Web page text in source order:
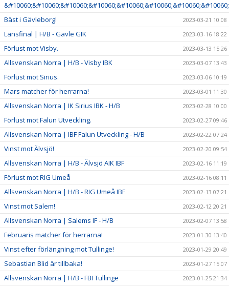
Bäst i Gävleborg!
2023-03-21 10:08
Länsfinal | H/B - Gävle GIK 2023-03-16 18:22
Förlust mot Visby. 2023-03-13 15:26
Allsvenskan Norra | H/B - Visby IBK 2023-03-07 13:43
Förlust mot Sirius. 2023-03-06 10:19
Mars matcher för herrarna! 2023-03-01 11:30
Allsvenskan Norra | IK Sirius IBK - H/B 2023-02-28 10:00
Förlust mot Falun Utveckling. 2023-02-27 09:46
Allsvenskan Norra | IBF Falun Utveckling - H/B 2023-02-22 07:24
Vinst mot Älvsjö! 2023-02-20 09:54
Allsvenskan Norra | H/B - Älvsjö AIK IBF 2023-02-16 11:19
Förlust mot RIG Umeå 2023-02-16 08:11
Allsvenskan Norra | H/B - RIG Umeå IBF 2023-02-13 07:21
Vinst mot Salem! 2023-02-12 20:21
Allsvenskan Norra | Salems IF - H/B 2023-02-07 13:58
Februaris matcher för herrarna! 2023-01-30 13:40
Vinst efter förlängning mot Tullinge! 2023-01-29 20:49
Sebastian Blid är tillbaka! 2023-01-27 15:07
Allsvenskan Norra | H/B - FBI Tullinge 2023-01-25 21:34